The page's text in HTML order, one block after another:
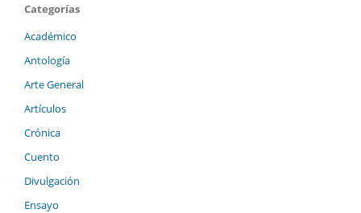
Categorías
Académico
Antología
Arte General
Artículos
Crónica
Cuento
Divulgación
Ensayo